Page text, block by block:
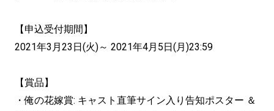
【申込受付期間】
2021年3月23日(火)～ 2021年4月5日(月)23:59
【賞品】
・俺の花嫁賞: キャスト直筆サイン入り告知ポスター ＆